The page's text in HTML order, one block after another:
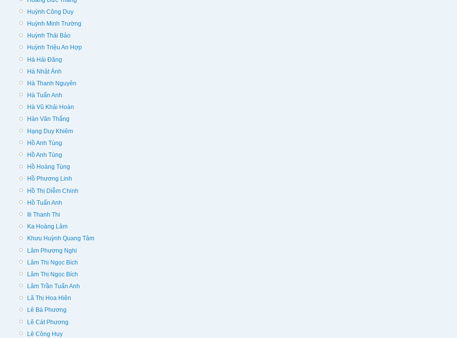
Huỳnh Công Duy
Huỳnh Minh Trường
Huỳnh Thái Bảo
Huỳnh Triệu An Hợp
Hà Hải Đăng
Hà Nhật Ánh
Hà Thanh Nguyên
Hà Tuấn Anh
Hà Vũ Khải Hoàn
Hàn Văn Thắng
Hạng Duy Khiêm
Hồ Anh Tùng
Hồ Anh Tùng
Hồ Hoàng Tùng
Hồ Phương Linh
Hồ Thị Diễm Chinh
Hồ Tuấn Anh
Ili Thanh Thi
Ka Hoàng Lâm
Khưu Huỳnh Quang Tâm
Lâm Phương Nghi
Lâm Thị Ngọc Bích
Lâm Thị Ngọc Bích
Lâm Trần Tuấn Anh
Lã Thị Hoa Hiên
Lê Bá Phương
Lê Cát Phương
Lê Công Huy